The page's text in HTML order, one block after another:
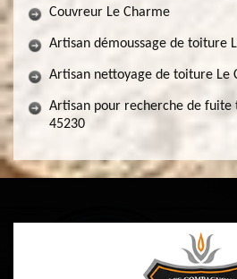
Couvreur Le Charme
Artisan démoussage de toiture
Artisan nettoyage de toiture Le
Artisan pour recherche de fuite
45230